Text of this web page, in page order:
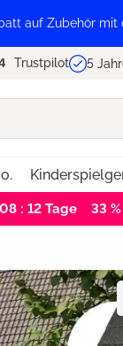
auf Zubehör mit
Trustpilot 5
: 11Tage 33